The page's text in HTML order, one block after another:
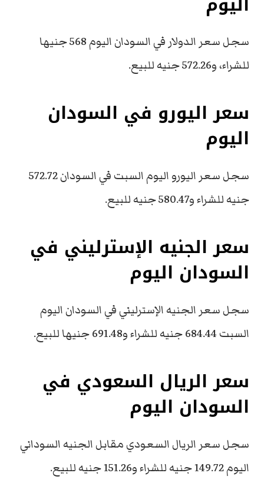
سجل سعر الدولار في السودان اليوم 568 جنيها
للشراء، و572.26 جنيه للبيع.
سعر اليورو في السودان
اليوم
سجل سعر اليورو اليوم السبت في السودان 572.72
جنيه للشراء و580.47 جنيه للبيع.
سعر الجنيه الإسترليني في
السودان اليوم
سجل سعر الجنيه الإسترليني في السودان اليوم
السبت 684.44 جنيه للشراء و691.48 جنيها للبيع.
سعر الريال السعودي في
السودان اليوم
سجل سعر الريال السعودي مقابل الجنيه السوداني
اليوم 149.72 جنيه للشراء و151.26 جنيه للبيع.